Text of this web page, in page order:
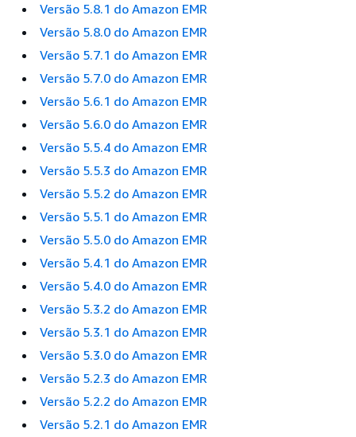
Versão 5.8.1 do Amazon EMR
Versão 5.8.0 do Amazon EMR
Versão 5.7.1 do Amazon EMR
Versão 5.7.0 do Amazon EMR
Versão 5.6.1 do Amazon EMR
Versão 5.6.0 do Amazon EMR
Versão 5.5.4 do Amazon EMR
Versão 5.5.3 do Amazon EMR
Versão 5.5.2 do Amazon EMR
Versão 5.5.1 do Amazon EMR
Versão 5.5.0 do Amazon EMR
Versão 5.4.1 do Amazon EMR
Versão 5.4.0 do Amazon EMR
Versão 5.3.2 do Amazon EMR
Versão 5.3.1 do Amazon EMR
Versão 5.3.0 do Amazon EMR
Versão 5.2.3 do Amazon EMR
Versão 5.2.2 do Amazon EMR
Versão 5.2.1 do Amazon EMR